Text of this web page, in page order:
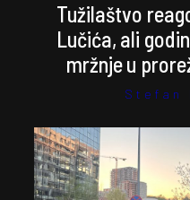
Tužilaštvo
Lučića, ali
mržnje u
Stefan